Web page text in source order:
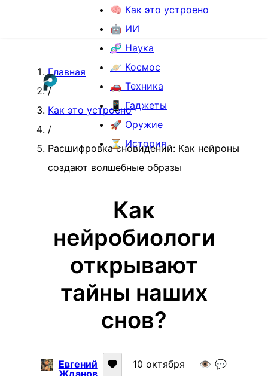
🧠 Как это устроено
🤖 ИИ
🧬 Наука
🪐 Космос
🚗 Техника
📱 Гаджеты
🚀 Оружие
⏳ История
Главная
/
Как это устроено
/
Расшифровка сновидений: Как нейроны
создают волшебные образы
Как
нейробиологи
открывают
тайны наших
снов?
Евгений
Жданов
10 октября
👁️ 💬